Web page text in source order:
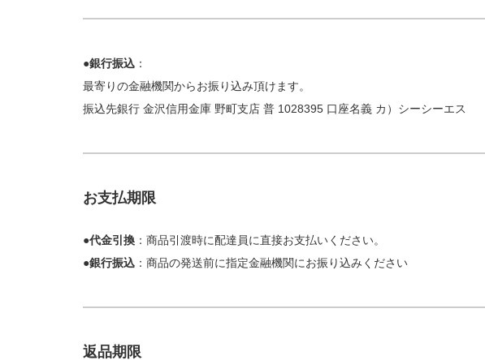
●銀行振込 ：
最寄りの金融機関からお振り込み頂けます。
振込先銀行 金沢信用金庫 野町支店 普 1028395 口座名義 カ）シーシーエス
お支払期限
●代金引換 ：商品引渡時に配達員に直接お支払いください。
●銀行振込 ：商品の発送前に指定金融機関にお振り込みください
返品期限